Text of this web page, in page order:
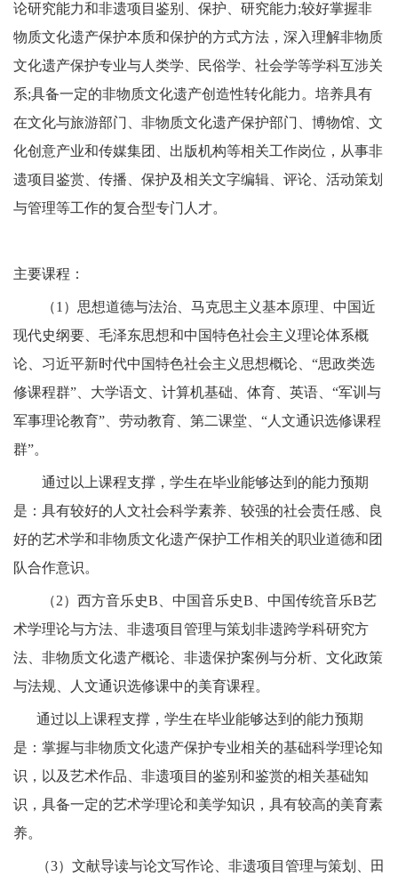
论研究能力和非遗项目鉴别、保护、研究能力;较好掌握非
物质文化遗产保护本质和保护的方式方法，深入理解非物质
文化遗产保护专业与人类学、民俗学、社会学等学科互涉关
系;具备一定的非物质文化遗产创造性转化能力。培养具有
在文化与旅游部门、非物质文化遗产保护部门、博物馆、文
化创意产业和传媒集团、出版机构等相关工作岗位，从事非
遗项目鉴赏、传播、保护及相关文字编辑、评论、活动策划
与管理等工作的复合型专门人才。
主要课程：
（1）思想道德与法治、马克思主义基本原理、中国近
现代史纲要、毛泽东思想和中国特色社会主义理论体系概
论、习近平新时代中国特色社会主义思想概论、“思政类选
修课程群”、大学语文、计算机基础、体育、英语、“军训与
军事理论教育”、劳动教育、第二课堂、“人文通识选修课程
群”。
通过以上课程支撑，学生在毕业能够达到的能力预期
是：具有较好的人文社会科学素养、较强的社会责任感、良
好的艺术学和非物质文化遗产保护工作相关的职业道德和团
队合作意识。
（2）西方音乐史B、中国音乐史B、中国传统音乐B艺
术学理论与方法、非遗项目管理与策划非遗跨学科研究方
法、非物质文化遗产概论、非遗保护案例与分析、文化政策
与法规、人文通识选修课中的美育课程。
通过以上课程支撑，学生在毕业能够达到的能力预期
是：掌握与非物质文化遗产保护专业相关的基础科学理论知
识，以及艺术作品、非遗项目的鉴别和鉴赏的相关基础知
识，具备一定的艺术学理论和美学知识，具有较高的美育素
养。
（3）文献导读与论文写作论、非遗项目管理与策划、田